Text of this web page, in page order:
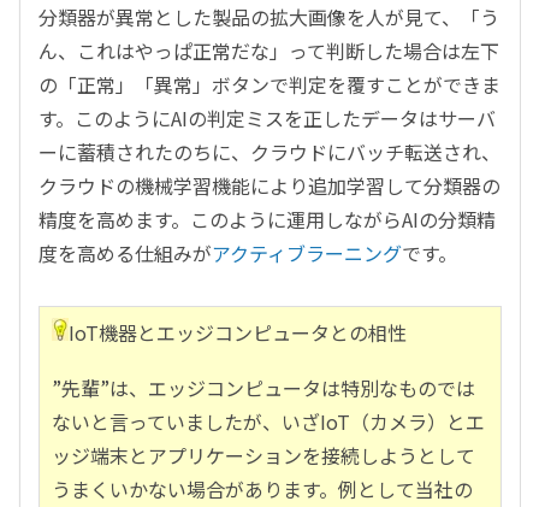
分類器が異常とした製品の拡大画像を人が見て、「う
ん、これはやっぱ正常だな」って判断した場合は左下
の「正常」「異常」ボタンで判定を覆すことができま
す。このようにAIの判定ミスを正したデータはサーバ
ーに蓄積されたのちに、クラウドにバッチ転送され、
クラウドの機械学習機能により追加学習して分類器の
精度を高めます。このように運用しながらAIの分類精
度を高める仕組みがアクティブラーニングです。
IoT機器とエッジコンピュータとの相性
”先輩”は、エッジコンピュータは特別なものでは
ないと言っていましたが、いざIoT（カメラ）とエ
ッジ端末とアプリケーションを接続しようとして
うまくいかない場合があります。例として当社の